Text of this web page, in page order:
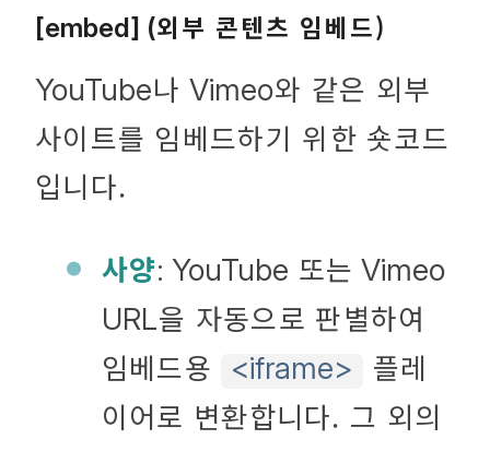
[embed] (외부 콘텐츠 임베드)
YouTube나 Vimeo와 같은 외부
사이트를 임베드하기 위한 숏코드
입니다.
사양: YouTube 또는 Vimeo
URL을 자동으로 판별하여
임베드용
<iframe>
플레
이어로 변환합니다. 그 외의